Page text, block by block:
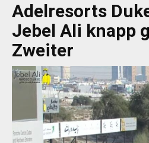
Adelresorts
Jebel Ali knapp
Zweiter